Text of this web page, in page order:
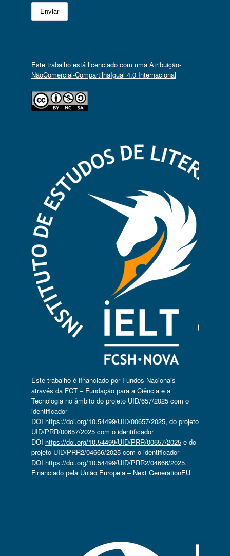
Este trabalho está licenciado com uma Atribuição-
NãoComercial-CompartilhaIgual 4.0 Internacional
Este trabalho é financiado por Fundos Nacionais
através da FCT – Fundação para a Ciência e a
Tecnologia no âmbito do projeto UID/657/2025 com o
identificador
DOI https://doi.org/10.54499/UID/00657/2025, do projeto
UID/PRR/00657/2025 com o identificador
DOI https://doi.org/10.54499/UID/PRR/00657/2025e do
projeto UID/PRR2/04666/2025 com o identificador
DOI https://doi.org/10.54499/UID/PRR2/04666/2025.
Financiado pela União Europeia – Next GenerationEU